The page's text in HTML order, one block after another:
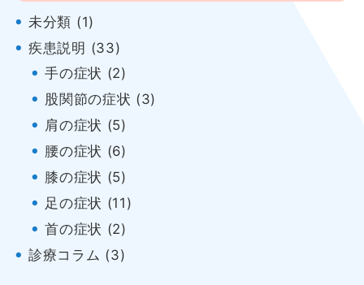
シ
ョ
ン
未分類 (1)
疾患説明 (33)
手の症状 (2)
股関節の症状 (3)
肩の症状 (5)
腰の症状 (6)
膝の症状 (5)
足の症状 (11)
首の症状 (2)
診療コラム (3)